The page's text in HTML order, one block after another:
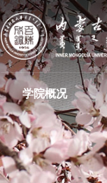
学院概况